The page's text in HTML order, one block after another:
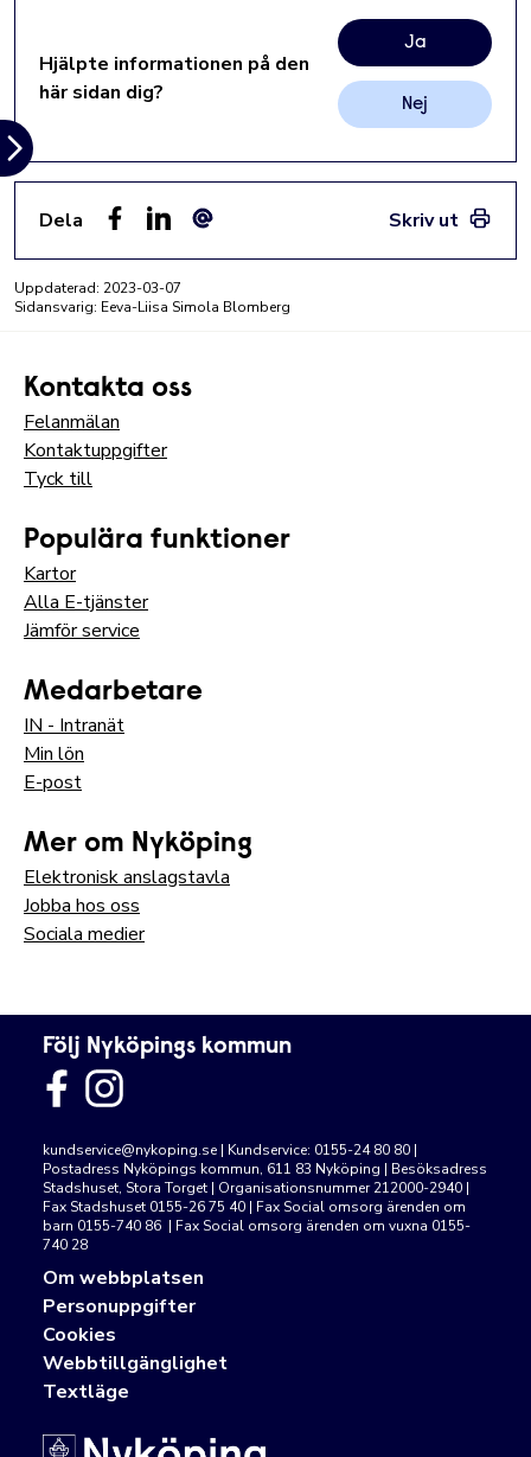
Hjälpte informationen på den
här sidan dig?
Ja
Nej
Dela
Skriv ut
Uppdaterad: 2023-03-07
Sidansvarig: Eeva-Liisa Simola Blomberg
Kontakta oss
Felanmälan
Kontaktuppgifter
Tyck till
Populära funktioner
Kartor
Alla E-tjänster
Jämför service
Medarbetare
IN - Intranät
Min lön
E-post
Mer om Nyköping
Elektronisk anslagstavla
Jobba hos oss
Sociala medier
Följ Nyköpings kommun
kundservice@nykoping.se | Kundservice: 0155-24 80 80 |
Postadress Nyköpings kommun, 611 83 Nyköping | Besöksadress
Stadshuset, Stora Torget | Organisationsnummer 212000-2940 |
Fax Stadshuset 0155-26 75 40 | Fax Social omsorg ärenden om
barn 0155-740 86 | Fax Social omsorg ärenden om vuxna 0155-
740 28
Om webbplatsen
Personuppgifter
Cookies
Webbtillgänglighet
Textläge